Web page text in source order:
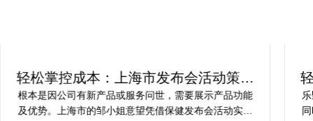
轻松掌控成本：上海市发布会活动策划
方案指南
根本是因公司有新产品或服务问世，需要展示产品功能
及优势。上海市的邹小姐意望凭借保健发布会活动实现